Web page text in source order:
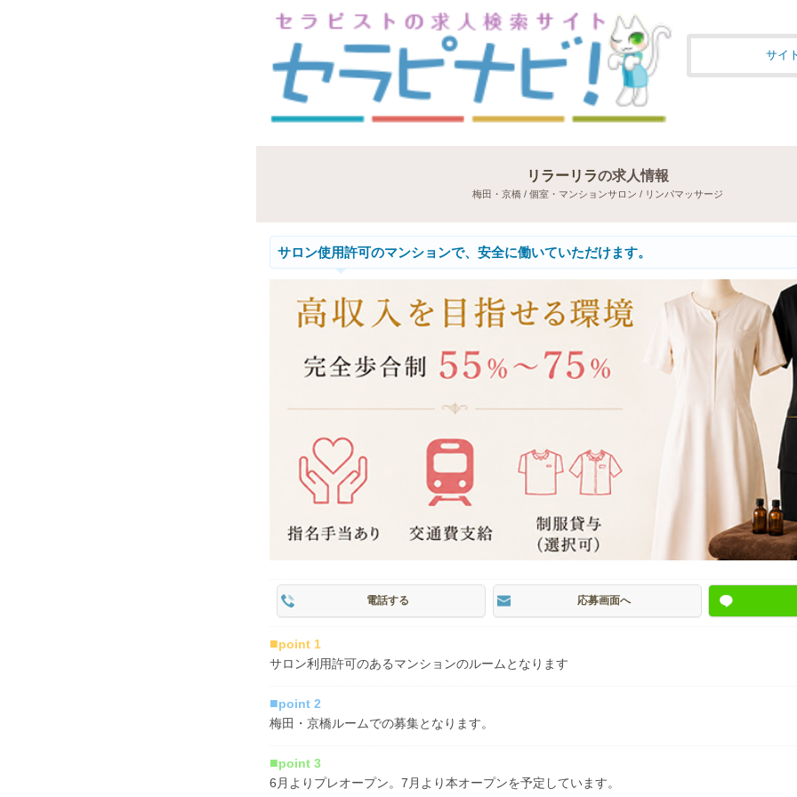
サイ
リラーリラの求人情報
梅田・京橋 / 個室・マンションサロン / リンパマッサージ
サロン使用許可のマンションで、安全に働いていただけます。
電話する 応募画面へ
■point 1
サロン利用許可のあるマンションのルームとなります
■point 2
梅田・京橋ルームでの募集となります。
■point 3
6月よりプレオープン。7月より本オープンを予定しています。